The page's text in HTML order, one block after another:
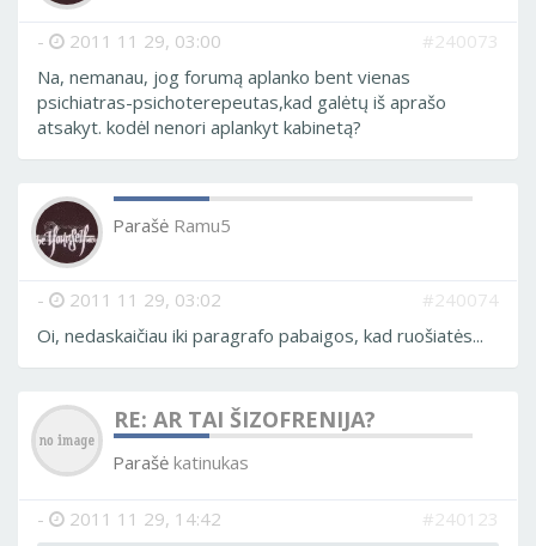
- 2011 11 29, 03:00
#240073
Na, nemanau, jog forumą aplanko bent vienas
psichiatras-psichoterepeutas,kad galėtų iš aprašo
atsakyt. kodėl nenori aplankyt kabinetą?
Parašė Ramu5
- 2011 11 29, 03:02
#240074
Oi, nedaskaičiau iki paragrafo pabaigos, kad ruošiatės...
RE: AR TAI ŠIZOFRENIJA?
Parašė katinukas
- 2011 11 29, 14:42
#240123